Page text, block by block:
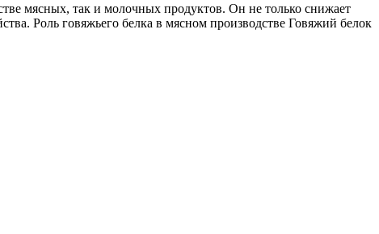
мясных, так и молочных продуктов. Он не только снижает
Роль говяжьего белка в мясном производстве Говяжий белок